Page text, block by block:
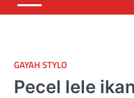
GAYAH STYLO
Pecel lele